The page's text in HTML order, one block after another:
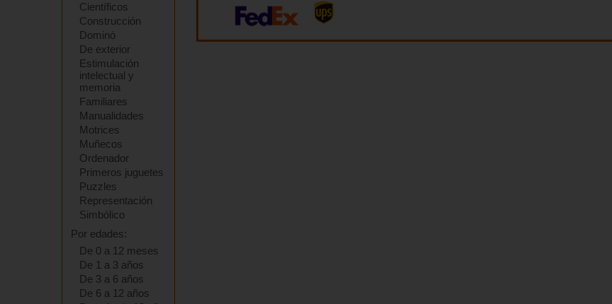
Científicos
Construcción
Dominó
De exterior
Estimulación
intelectual y
memoria
Familiares
Manualidades
Motrices
Muñecos
Ordenador
Primeros juguetes
Puzzles
Representación
Simbólico
Por edades:
De 0 a 12 meses
De 1 a 3 años
De 3 a 6 años
De 6 a 12 años